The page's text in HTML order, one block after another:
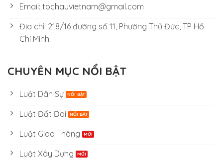
Email: tochauvietnam@gmail.com
Địa chỉ: 218/16 đường số 11, Phường Thủ Đức, TP Hồ
Chí Minh.
CHUYÊN MỤC NỔI BẬT
Luật Dân Sự
Luật Đất Đai
Luật Giao Thông
Luật Xây Dựng